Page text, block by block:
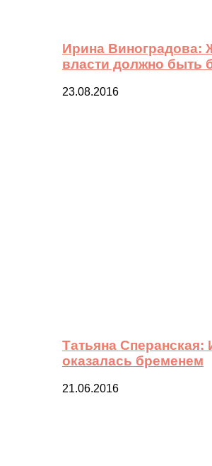
Ирина Виноградова:
власти должно быть
23.08.2016
Татьяна Сперанская:
оказалась бременем
21.06.2016